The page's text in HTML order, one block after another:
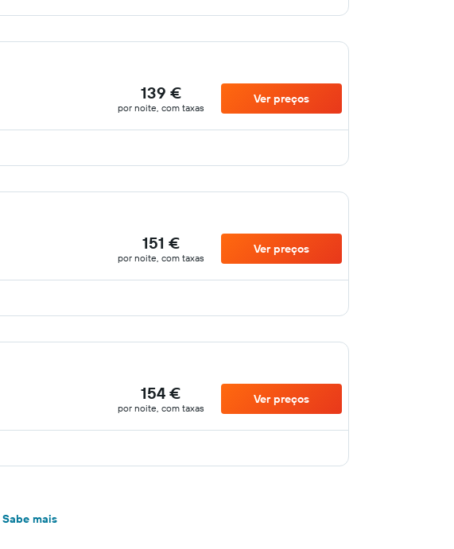
139 €
por noite, com taxas
Ver preços
151 €
por noite, com taxas
Ver preços
154 €
por noite, com taxas
Ver preços
Sabe mais